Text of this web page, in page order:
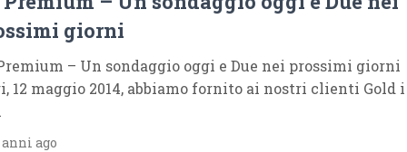
giorni
– Un sondaggio oggi e Due nei prossimi giorni
12 maggio 2014, abbiamo fornito ai nostri clienti Gold i
ago